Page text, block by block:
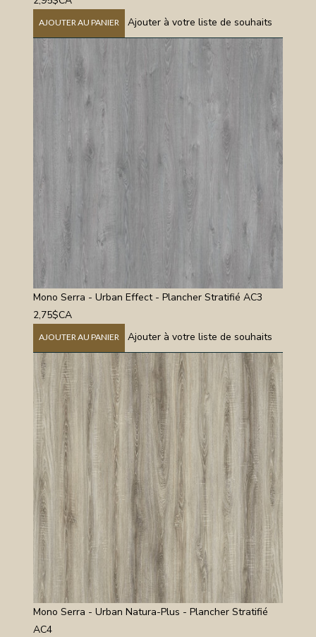
AJOUTER AU PANIER Ajouter à votre liste de souhaits
Mono Serra - Urban Effect - Plancher Stratifié AC3
2,75$CA
AJOUTER AU PANIER Ajouter à votre liste de souhaits
Mono Serra - Urban Natura-Plus - Plancher Stratifié
AC4